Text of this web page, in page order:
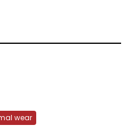
wear